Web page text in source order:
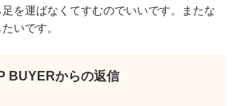
を運ばなくてすむのでいいです。またな
いです。
BUYERからの返信